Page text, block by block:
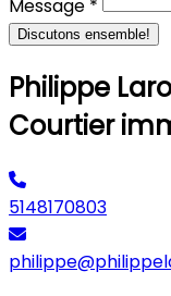
Message *
Discutons ensemble!
Philippe
Courtier
5148170803